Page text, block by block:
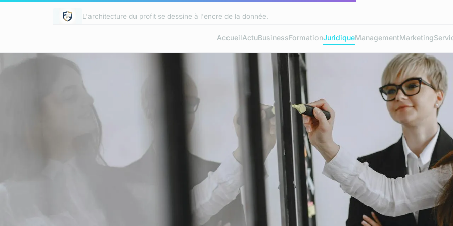
L'architecture du profit se dessine à l'encre de la donnée.
AccueilActuBusinessFormationJuridiqueManagementMarketing